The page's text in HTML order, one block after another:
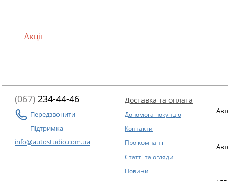
Акції
(067) 234-44-46
Передзвонити
Підтримка
info@autostudio.com.ua
Доставка та оплата
Допомога покупцю
Контакти
Про компанії
Статті та огляди
Новини